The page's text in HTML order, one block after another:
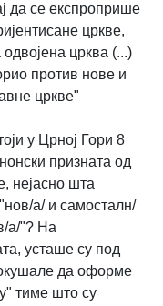
да се експроприше
цркве,
црква (...)
против нове и
цркве"
у Црној Гори 8
призната од
нејасно шта
а/ и самосталн/
а/"? На
усташе су под
да оформе
тиме што су